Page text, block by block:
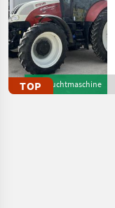
TOPGebrauchtmaschine